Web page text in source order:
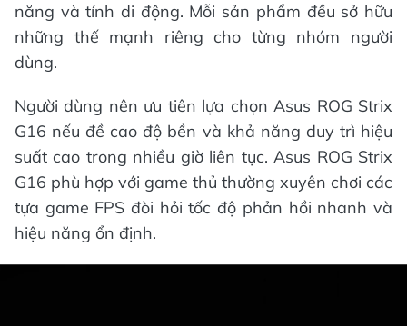
năng và tính di động. Mỗi sản phẩm đều sở hữu
những thế mạnh riêng cho từng nhóm người
dùng.
Người dùng nên ưu tiên lựa chọn Asus ROG Strix
G16 nếu đề cao độ bền và khả năng duy trì hiệu
suất cao trong nhiều giờ liên tục. Asus ROG Strix
G16 phù hợp với game thủ thường xuyên chơi các
tựa game FPS đòi hỏi tốc độ phản hồi nhanh và
hiệu năng ổn định.